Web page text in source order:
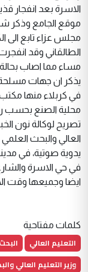
الاسرة بعد
موقع الجامع وذكر
مجلس عزاء تابع الى
الطالقاني وقد
مساء مما اصاب
يذكر ان جهات
في كربلاء منها مكتب
محلية الصنع بحسب
تصريح لوكالة نون
العالي والبحث
يدوية صوتية، في
في حي الاسرة
ايضا وجميعها وقت
كلمات مفتاحية
التعليم العالي
وزير التعليم العالي